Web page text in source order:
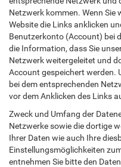
Netzwerk kommen. Wenn Sie
Website die Links anklicken
Benutzerkonto (Account) bei
die Information, dass Sie
Netzwerk weitergeleitet und
Account gespeichert werden.
bei dem entsprechenden
vor dem Anklicken des Links
Zweck und Umfang der
Netzwerke sowie die dortige
Ihrer Daten wie auch Ihre
Einstellungsmöglichkeiten
entnehmen Sie bitte den